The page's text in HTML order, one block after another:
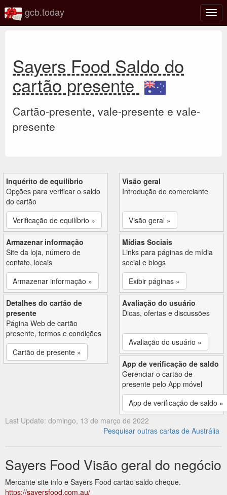
gcb.today
Sayers Food Saldo do
cartão presente
Cartão-presente, vale-presente e vale-
presente
Inquérito de equilíbrio
Opções para verificar o saldo
do cartão
Verificação de equilíbrio »
Visão geral
Introdução do comerciante
Visão geral »
Armazenar informação
Site da loja, número de
contato, locais
Armazenar informação »
Mídias Sociais
Links para páginas de mídia
social e blogs
Exibir páginas »
Detalhes do cartão de
presente
Página Web de cartão
presente, termos e condições
Cartão de presente »
Avaliação do usuário
Dicas, ofertas e discussões
Avaliação do usuário »
App de verificação de saldo
Gerenciar o cartão de
presente pelo App móvel
App de verificação de saldo »
Last Update: domingo, 13 de março de 2022
Pesquisar outras cartas de Austrália
Sayers Food Visão geral do negócio
Mercante site info e Sayers Food cartão saldo cheque.
https://sayersfood.com.au/